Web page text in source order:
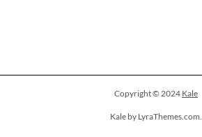
Copyright © 2024 Kale
Kale by LyraThemes.com.